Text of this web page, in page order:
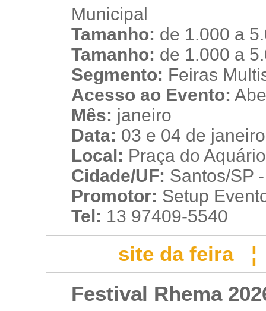
Municipal
Tamanho: de 1.000 a
Tamanho: de 1.000 a
Segmento: Feiras
Acesso ao Evento:
Mês: janeiro
Data: 03 e 04 de
Local: Praça do Aquário
Cidade/UF: Santos/SP
Promotor: Setup
Tel: 13 97409-5540
site da feira
Festival Rhema